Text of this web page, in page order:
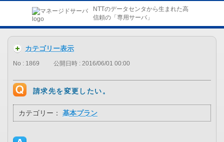
NTTのデータセンタから生まれた高
信頼の「専用サーバ」
カテゴリー表示
No : 1869 公開日時 : 2016/06/01 00:00
請求先を変更したい。
カテゴリー： 基本プラン